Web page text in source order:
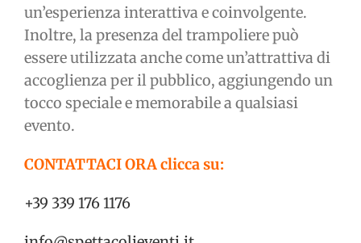
un’esperienza interattiva e coinvolgente.
Inoltre, la presenza del trampoliere può
essere utilizzata anche come un’attrattiva di
accoglienza per il pubblico, aggiungendo un
tocco speciale e memorabile a qualsiasi
evento.
CONTATTACI ORA clicca su:
+39 339 176 1176